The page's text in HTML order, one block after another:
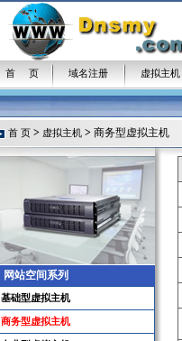
首 页 域名注册 虚拟主机
首 页 > 虚拟主机 > 商务型虚拟主机
网站空间系列
基础型虚拟主机
商务型虚拟主机